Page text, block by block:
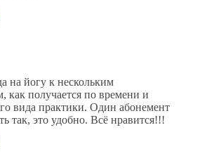
на йогу к нескольким
как получается по времени и
вида практики. Один абонемент
так, это удобно. Всё нравится!!!